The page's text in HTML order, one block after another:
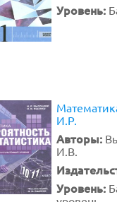
Уровень:
И.Р.
Авторы:
И.В.
Уровень: